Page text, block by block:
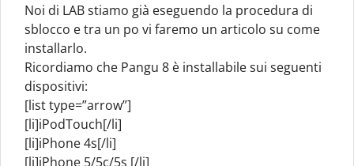
Noi di LAB stiamo già eseguendo la procedura di
sblocco e tra un po vi faremo un articolo su come
installarlo.
Ricordiamo che Pangu 8 è installabile sui seguenti
dispositivi:
[list type=”arrow”]
[li]iPodTouch[/li]
[li]iPhone 4s[/li]
[li]iPhone 5/5c/5s [/li]